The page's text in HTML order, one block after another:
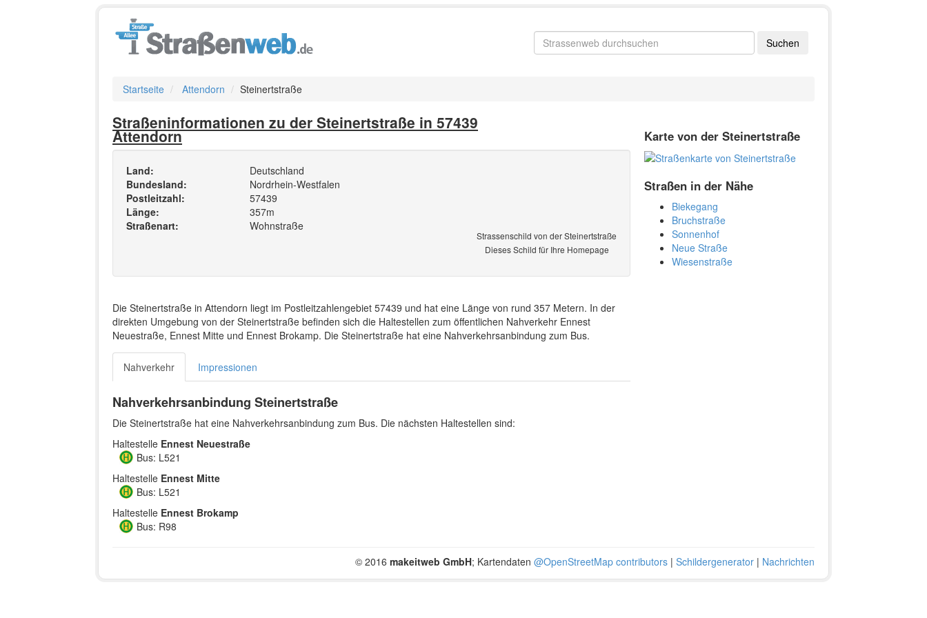
Startseite Attendorn Steinertstraße
Straßeninformationen zu der Steinertstraße in 57439
Attendorn
Strassenschild von der Steinertstraße
Dieses Schild für Ihre Homepage
Land:
Deutschland
Bundesland:
Nordrhein-Westfalen
Postleitzahl:
57439
Länge:
357m
Straßenart:
Wohnstraße
Die Steinertstraße in Attendorn liegt im Postleitzahlengebiet 57439 und hat eine Länge von rund 357 Metern. In der
direkten Umgebung von der Steinertstraße befinden sich die Haltestellen zum öffentlichen Nahverkehr Ennest
Neuestraße, Ennest Mitte und Ennest Brokamp. Die Steinertstraße hat eine Nahverkehrsanbindung zum Bus.
Nahverkehr Impressionen
Nahverkehrsanbindung Steinertstraße
Die Steinertstraße hat eine Nahverkehrsanbindung zum Bus. Die nächsten Haltestellen sind:
Haltestelle Ennest Neuestraße
Bus: L521
Haltestelle Ennest Mitte
Bus: L521
Haltestelle Ennest Brokamp
Bus: R98
Karte von der Steinertstraße
Straßen in der Nähe
Biekegang
Bruchstraße
Sonnenhof
Neue Straße
Wiesenstraße
© 2016 makeitweb GmbH; Kartendaten @OpenStreetMap contributors | Schildergenerator | Nachrichten